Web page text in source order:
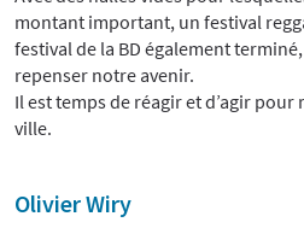
montant important, un festival
festival de la BD également
repenser notre avenir.
Il est temps de réagir et d’agir
ville.
Olivier Wiry